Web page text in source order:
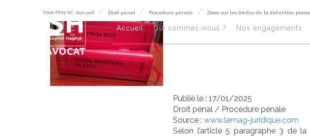
Accueil Qui sommes-nous ? Nos engagements
Vous êtes ici :Accueil Droit pénal Procédure pénale Zoom sur les limites de la détention
Zoom sur
Publié le : 17/01/2025
Droit pénal / Procédure pénale
Source : www.lemag-juridique.com
Selon l’article 5 paragraphe 3 de